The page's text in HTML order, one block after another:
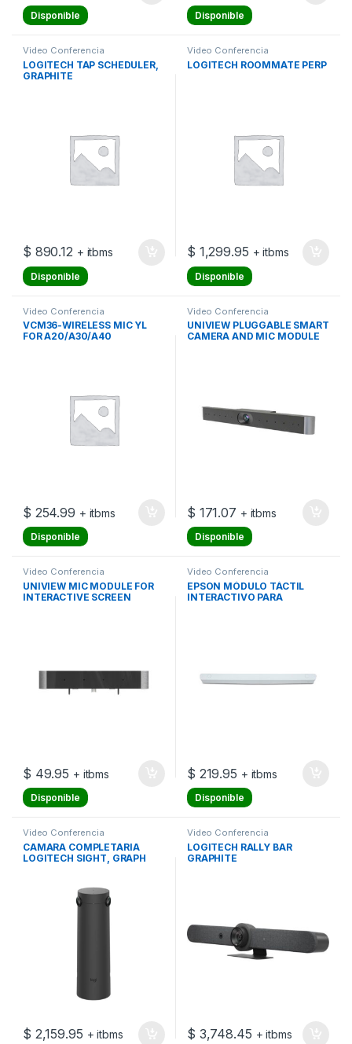
Disponible Disponible
Video Conferencia
LOGITECH TAP SCHEDULER,
GRAPHITE
$ 890.12 + itbms
Disponible
Video Conferencia
LOGITECH ROOMMATE PERP
$ 1,299.95 + itbms
Disponible
Video Conferencia
VCM36-WIRELESS MIC YL
FOR A20/A30/A40
$ 254.99 + itbms
Disponible
Video Conferencia
UNIVIEW PLUGGABLE SMART
CAMERA AND MIC MODULE
$ 171.07 + itbms
Disponible
Video Conferencia
UNIVIEW MIC MODULE FOR
INTERACTIVE SCREEN
$ 49.95 + itbms
Disponible
Video Conferencia
EPSON MÓDULO TÁCTIL
INTERACTIVO PARA
$ 219.95 + itbms
Disponible
Video Conferencia
CAMARA COMPLETARIA
LOGITECH SIGHT, GRAPH
$ 2,159.95 + itbms
Video Conferencia
LOGITECH RALLY BAR
GRAPHITE
$ 3,748.45 + itbms